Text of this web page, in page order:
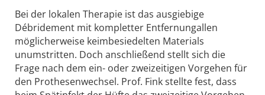
Bei der lokalen Therapie ist das ausgiebige
Débridement mit kompletter Entfernungallen
möglicherweise keimbesiedelten Materials
unumstritten. Doch anschließend stellt sich die
Frage nach dem ein- oder zweizeitigen Vorgehen für
den Prothesenwechsel. Prof. Fink stellte fest, dass